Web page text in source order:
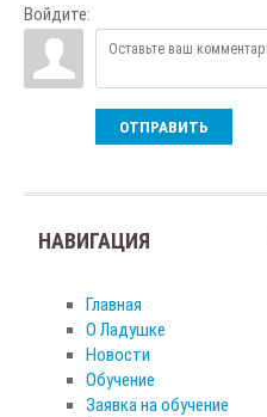
Войдите:
ОТПРАВИТЬ
НАВИГАЦИЯ
Главная
О Ладушке
Новости
Обучение
Заявка на обучение